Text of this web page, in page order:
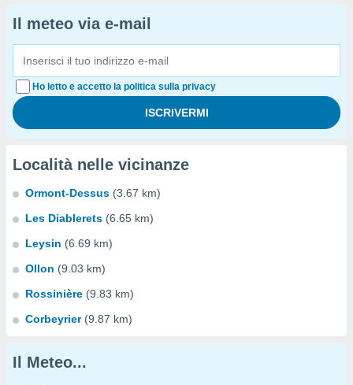
Il meteo via e-mail
Ho letto e accetto la politica sulla privacy
Località nelle vicinanze
Ormont-Dessus (3.67 km)
Les Diablerets (6.65 km)
Leysin (6.69 km)
Ollon (9.03 km)
Rossinière (9.83 km)
Corbeyrier (9.87 km)
Il Meteo...